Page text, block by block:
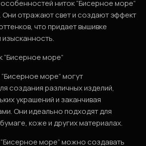
ниток “Бисерное море”
Они отражают свет и создают эффект
что придает вышивке
“Бисерное море”
море” могут
создания различных изделий,
украшений и заканчивая
Они идеально подходят для
коже и других материалах.
море” можно создавать